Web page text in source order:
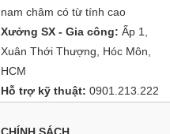
nam châm có từ tính cao
Xưởng SX - Gia công: Ấp 1,
Xuân Thới Thượng, Hóc Môn,
HCM
Hỗ trợ kỹ thuật: 0901.213.222